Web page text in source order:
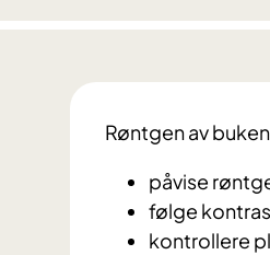
Røntgen av
påvise
følge
kontrollere